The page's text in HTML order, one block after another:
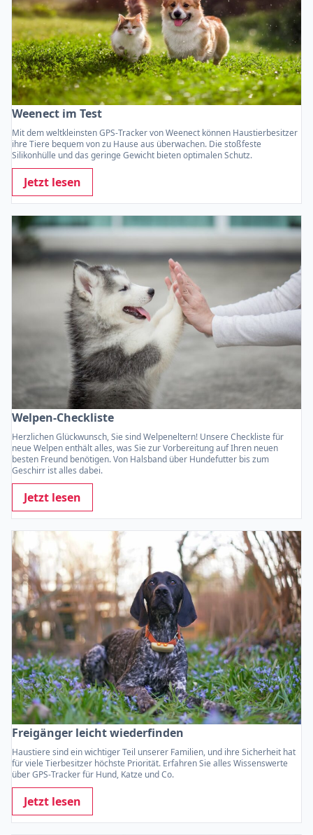
Weenect im Test
Mit dem weltkleinsten GPS-Tracker von Weenect können Haustierbesitzer
ihre Tiere bequem von zu Hause aus überwachen. Die stoßfeste
Silikonhülle und das geringe Gewicht bieten optimalen Schutz.
Jetzt lesen
Welpen-Checkliste
Herzlichen Glückwunsch, Sie sind Welpeneltern! Unsere Checkliste für
neue Welpen enthält alles, was Sie zur Vorbereitung auf Ihren neuen
besten Freund benötigen. Von Halsband über Hundefutter bis zum
Geschirr ist alles dabei.
Jetzt lesen
Freigänger leicht wiederfinden
Haustiere sind ein wichtiger Teil unserer Familien, und ihre Sicherheit hat
für viele Tierbesitzer höchste Priorität. Erfahren Sie alles Wissenswerte
über GPS-Tracker für Hund, Katze und Co.
Jetzt lesen